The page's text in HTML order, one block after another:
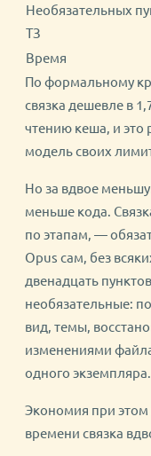
Необязательных
ТЗ
Время
По формальному
связка дешевле в
чтению кеша, и это
модель своих
Но за вдвое
меньше кода.
по этапам, —
Opus сам, без
двенадцать
необязательные:
вид, темы,
изменениями
одного экземпляра.
Экономия при этом
времени связка